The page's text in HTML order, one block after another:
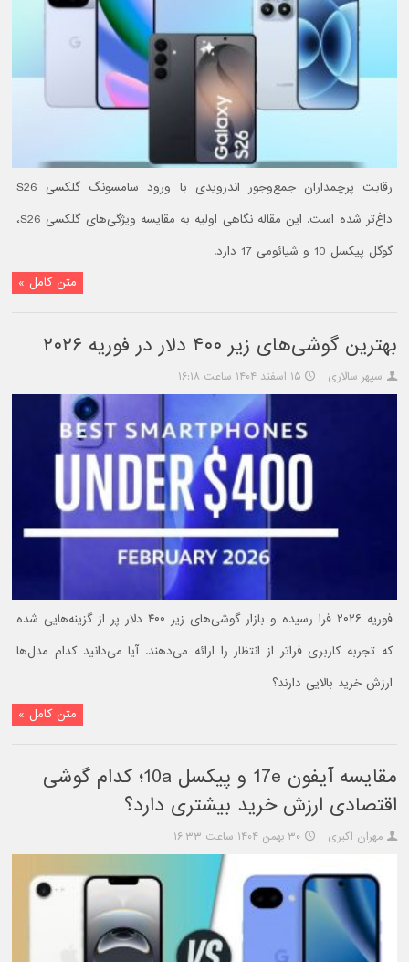
رقابت پرچمداران جمع‌وجور اندرویدی با ورود سامسونگ گلکسی S26
داغ‌تر شده است. این مقاله نگاهی اولیه به مقایسه ویژگی‌های گلکسی S26،
گوگل پیکسل 10 و شیائومی 17 دارد.
متن کامل »
بهترین گوشی‌های زیر ۴۰۰ دلار در فوریه ۲۰۲۶
سپهر سالاری ۱۵ اسفند ۱۴۰۴ ساعت ۱۶:۱۸
فوریه ۲۰۲۶ فرا رسیده و بازار گوشی‌های زیر ۴۰۰ دلار پر از گزینه‌هایی شده
که تجربه کاربری فراتر از انتظار را ارائه می‌دهند. آیا می‌دانید کدام مدل‌ها
ارزش خرید بالایی دارند؟
متن کامل »
مقایسه آیفون 17e و پیکسل 10a؛ کدام گوشی
اقتصادی ارزش خرید بیشتری دارد؟
مهران اکبری ۳۰ بهمن ۱۴۰۴ ساعت ۱۶:۳۳